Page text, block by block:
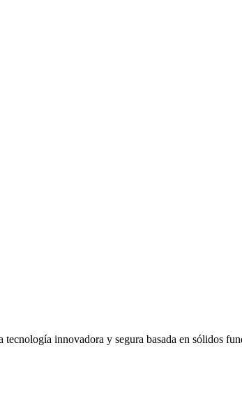
innovadora y segura basada en sólidos